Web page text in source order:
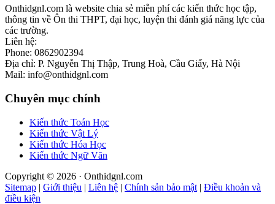
Onthidgnl.com là website chia sẻ miễn phí các kiến thức học tập,
thông tin về Ôn thi THPT, đại học, luyện thi đánh giá năng lực của
các trường.
Liên hệ:
Phone: 0862902394
Địa chỉ: P. Nguyễn Thị Thập, Trung Hoà, Cầu Giấy, Hà Nội
Mail: info@onthidgnl.com
Chuyên mục chính
Kiến thức Toán Học
Kiến thức Vật Lý
Kiến thức Hóa Học
Kiến thức Ngữ Văn
Copyright © 2026 · Onthidgnl.com
Sitemap | Giới thiệu | Liên hệ | Chính sản bảo mật | Điều khoản và
điều kiện